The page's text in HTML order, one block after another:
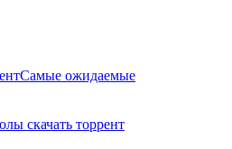
Самые ожидаемые
скачать торрент